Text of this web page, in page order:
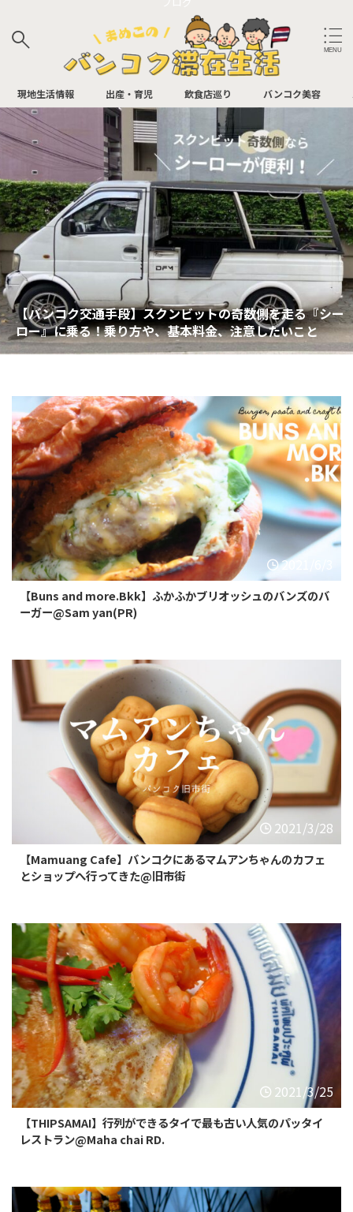
サイト内検索
バンコク飲食店
アフタヌーンティー
イタリアン
パン屋
ビュッフェ
カフェ
中華
日本食
お肉
タイ料理
多国籍
バンコク飲食店（最寄り駅別）
BTSアソーク
BTSチットロム
BTSチョンノンシー
BTSエカマイ
BTSナナ
BTSナショナルスタジア
ム
BTSパヤタイ
BTSプルンチット
BTSプラカノン
BTSプロンポン
BTSラチャダムリー
BTSラチャテウィー
BTSサラデーン
BTSサイアム
BTSトンロー
MRTルンピニ
MRTサムヤン
MRTサムヨット
BTSオンヌット
検索
現地生活情報 出産・育児 飲食店巡り バンコク美容
【Blue Wild Space】ビンテージ雑貨とカフェ・撮影スタ
ジオ・マツエク＆ネイルのマルチストア@Sukhumvit
Soi 36
2021/6/3
【Buns and more.Bkk】ふかふかブリオッシュのバンズのバ
ーガー@Sam yan(PR)
2021/3/28
【Mamuang Cafe】バンコクにあるマムアンちゃんのカフェ
とショップへ行ってきた@旧市街
2021/3/25
【THIPSAMAI】行列ができるタイで最も古い人気のパッタイ
レストラン@Maha chai RD.